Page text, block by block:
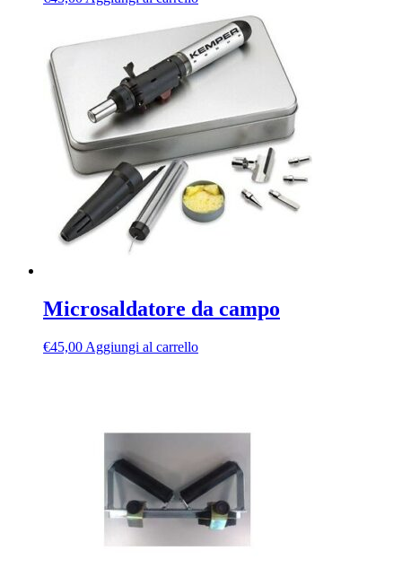
Microsaldatore da campo
€45,00 Aggiungi al carrello